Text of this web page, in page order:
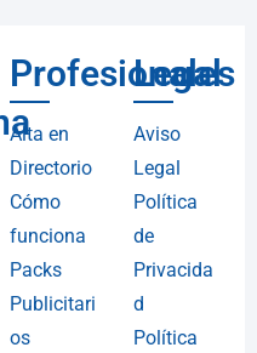
Profesionales
Alta en
Directorio
Cómo
funciona
Packs
Publicitari
os
Legal
Aviso
Legal
Política
de
Privacida
d
Política